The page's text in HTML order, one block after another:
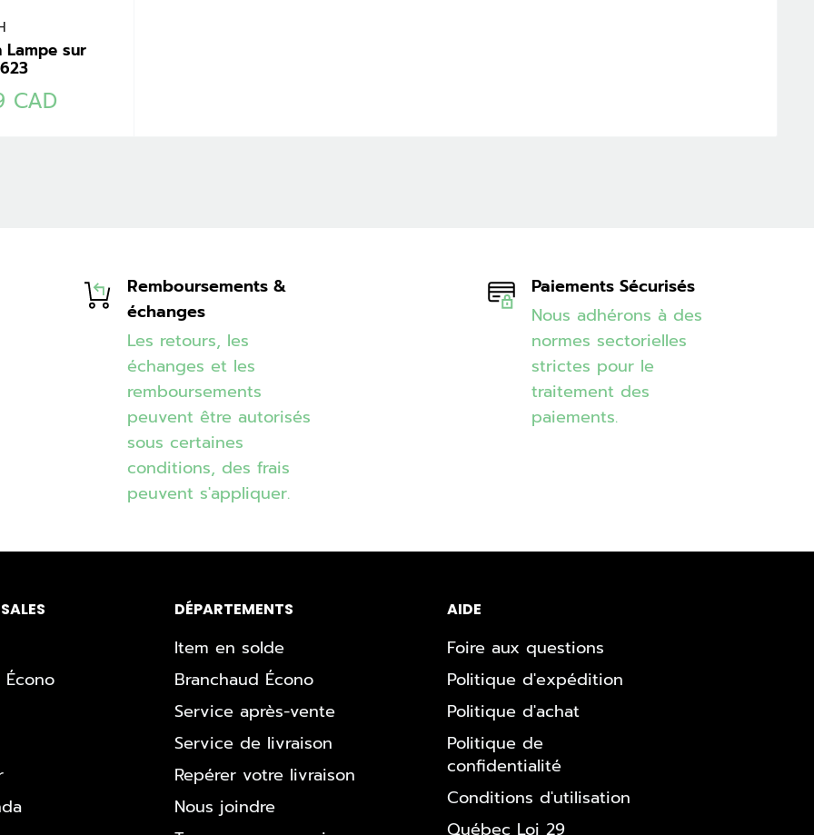
Lampe sur
CAD
Remboursements &
échanges
Les retours, les
échanges et les
remboursements
peuvent être autorisés
sous certaines
conditions, des frais
peuvent s'appliquer.
Paiements Sécurisés
Nous adhérons à des
normes sectorielles
strictes pour le
traitement des
paiements.
DÉPARTEMENTS
Item en solde
Branchaud Écono
Service après-vente
Service de livraison
Repérer votre livraison
Nous joindre
AIDE
Foire aux questions
Politique d'expédition
Politique d'achat
Politique de
confidentialité
Conditions d'utilisation
Québec Loi 29